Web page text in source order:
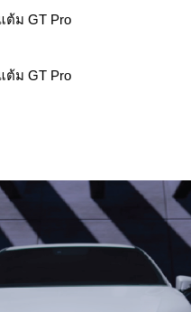
ต้ม GT Pro
ต้ม GT Pro